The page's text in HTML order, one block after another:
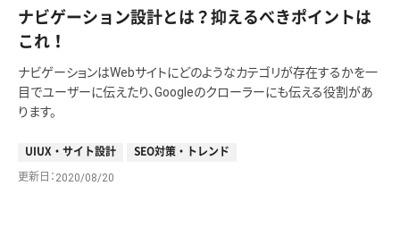
ナビゲーション設計とは？抑えるべきポイントは
これ！
ナビゲーションはWebサイトにどのようなカテゴリが存在するかを一
目でユーザーに伝えたり、Googleのクローラーにも伝える役割があ
ります。
UIUX・サイト設計 SEO対策・トレンド
更新日 2020/08/20